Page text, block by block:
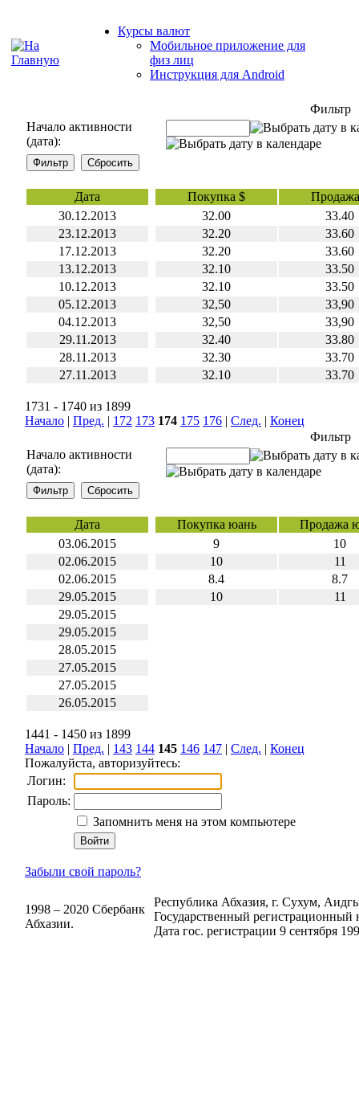
Курсы валют
Мобильное приложение для
физ лиц
Инструкция для Android
Фильтр
Начало активности
(дата):
Дата Покупка $
30.12.2013
32.00
33.40
23.12.2013
32.20
33.60
17.12.2013
32.20
33.60
13.12.2013
32.10
33.50
10.12.2013
32.10
33.50
05.12.2013
32,50
33,90
04.12.2013
32,50
33,90
29.11.2013
32.40
33.80
28.11.2013
32.30
33.70
27.11.2013
32.10 33.70
1731 - 1740 из 1899
Начало | Пред. | 172 173 174 175 176 | След. | Конец
Фильтр
Начало активности
(дата):
Дата Покупка юань
Продажа
03.06.2015
9
10
02.06.2015
10
11
02.06.2015
8.4
8.7
29.05.2015
10
11
29.05.2015
29.05.2015
28.05.2015
27.05.2015
27.05.2015
26.05.2015
1441 - 1450 из 1899
Начало | Пред. | 143 144 145 146 147 | След. | Конец
Пожалуйста, авторизуйтесь:
Логин:
Пароль:
Запомнить меня на этом компьютере
Забыли свой пароль?
1998 – 2020 Сбербанк
Абхазии.
Республика Абхазия, г. Сухум,
Государственный регистрационный
Дата гос. регистрации 9 сентября